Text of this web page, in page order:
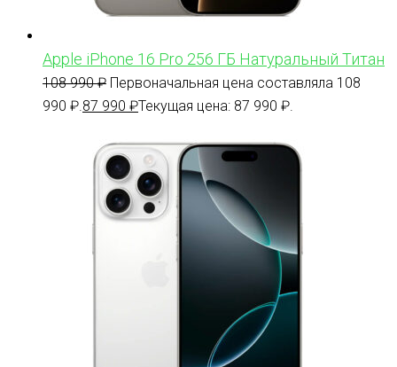
Apple iPhone 16 Pro 256 ГБ Натуральный Титан
108 990₽ Первоначальная цена составляла 108
990 ₽. 87 990 ₽Текущая цена: 87 990 ₽.